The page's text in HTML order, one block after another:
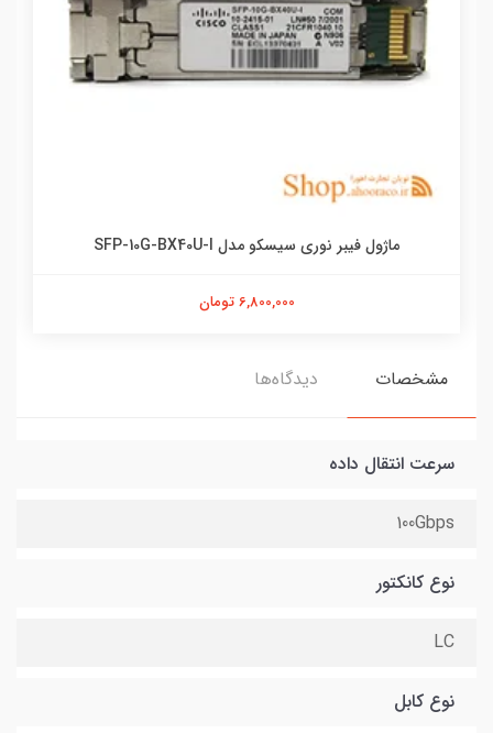
ماژول فیبر نوری سیسکو مدل SFP-10G-BX40U-I
6,800,000 تومان
مشخصات دیدگاه‌ها
سرعت انتقال داده
100Gbps
نوع کانکتور
LC
نوع کابل